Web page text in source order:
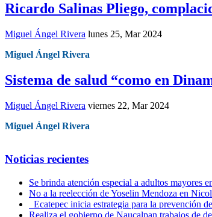
Ricardo Salinas Pliego,
Miguel Ángel Rivera lunes 25, Mar 2024
Miguel Ángel Rivera
Sistema de salud “como en
Miguel Ángel Rivera viernes 22, Mar 2024
Miguel Ángel Rivera
Noticias recientes
Se brinda atención especial a adultos mayores
No a la reelección de Yoselin Mendoza en
Ecatepec inicia estrategia para la prevención
Realiza el gobierno de Naucalpan trabajos de